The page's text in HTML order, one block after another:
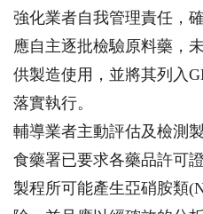
強化業者自我管理責任，
應自主逐批檢驗原料藥，
供製造使用，並將其列入
落實執行。
輔導業者主動評估及檢測
食藥署已要求各藥品許可
製程所可能產生亞硝胺類